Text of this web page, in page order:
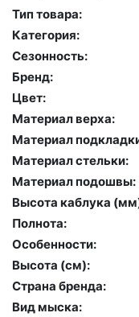
Тип товара:
Категория:
Сезонность:
Бренд:
Цвет:
Материал верха:
Материал
Материал стельки:
Материал подошвы:
Высота каблука
Полнота:
Особенности:
Высота (cм):
Страна бренда:
Вид мыска: